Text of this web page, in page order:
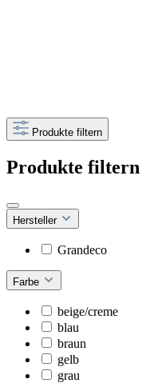
Produkte filtern
Produkte filtern
Hersteller
Grandeco
Farbe
beige/creme
blau
braun
gelb
grau